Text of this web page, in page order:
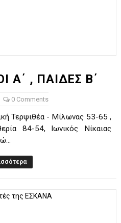
Α΄ , ΠΑΙΔΕΣ Β΄
0 Comments
Τερψιθέα - Μίλωνας 53-65 ,
84-54, Ιωνικός Νίκαιας